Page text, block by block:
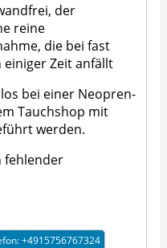
der
reine
die bei fast
einiger Zeit anfällt
bei einer Neopren-
Tauchshop mit
werden.
fehlender
+4915756767324